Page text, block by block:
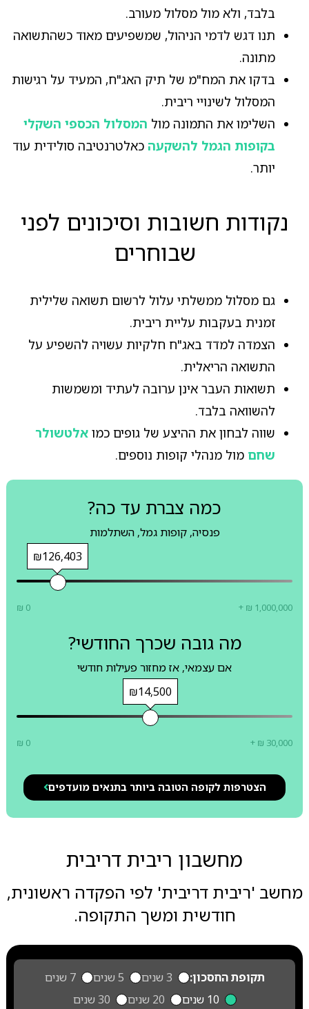
בלבד, ולא מול מסלול מעורב.
תנו דגש לדמי הניהול, שמשפיעים מאוד כשהתשואה
מתונה.
בדקו את המח"מ של תיק האג"ח, המעיד על רגישות
המסלול לשינויי ריבית.
השלימו את התמונה מול המסלול הכספי השקלי
בקופות הגמל להשקעהכאלטרנטיבה סולידית עוד
יותר.
נקודות חשובות וסיכונים לפני
שבוחרים
גם מסלול ממשלתי עלול לרשום תשואה שלילית
זמנית בעקבות עליית ריבית.
הצמדה למדד באג"ח חלקיות עשויה להשפיע על
התשואה הריאלית.
תשואות העבר אינן ערובה לעתיד ומשמשות
להשוואה בלבד.
שווה לבחון את ההיצע של גופים כמו אלטשולר
שחם מול מנהלי קופות נוספים.
כמה צברת עד כה?
פנסיה, קופות גמל, השתלמות
₪126,403
₪ 0 + ₪ 1,000,000
מה גובה שכרך החודשי?
אם עצמאי, אז מחזור פעילות חודשי
₪14,500
₪ 0 + ₪ 30,000
הצטרפות לקופה הטובה ביותר בתנאים מועדפים
מחשבון ריבית דריבית
מחשב 'ריבית דריבית' לפי הפקדה ראשונית,
חודשית ומשך התקופה.
תקופת החסכון: 3 שנים 5 שנים
7 שנים
10 שנים
20 שנים 30 שנים